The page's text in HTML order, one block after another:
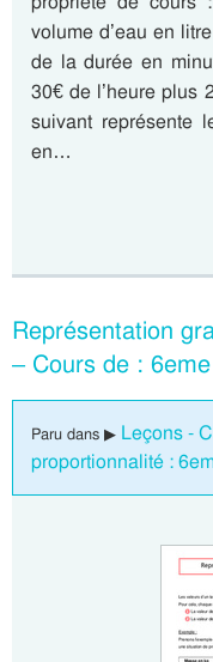
volume d’eau en
de la durée en
30€ de l’heure plus
suivant représente
en…
Représentation
– Cours de :
Paru dans ▶ Leçons -
proportionnalité :